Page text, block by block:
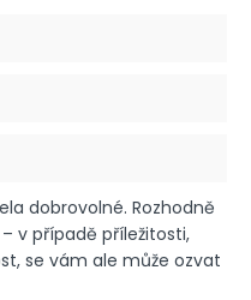
dobrovolné. Rozhodně
v případě příležitosti,
se vám ale může ozvat